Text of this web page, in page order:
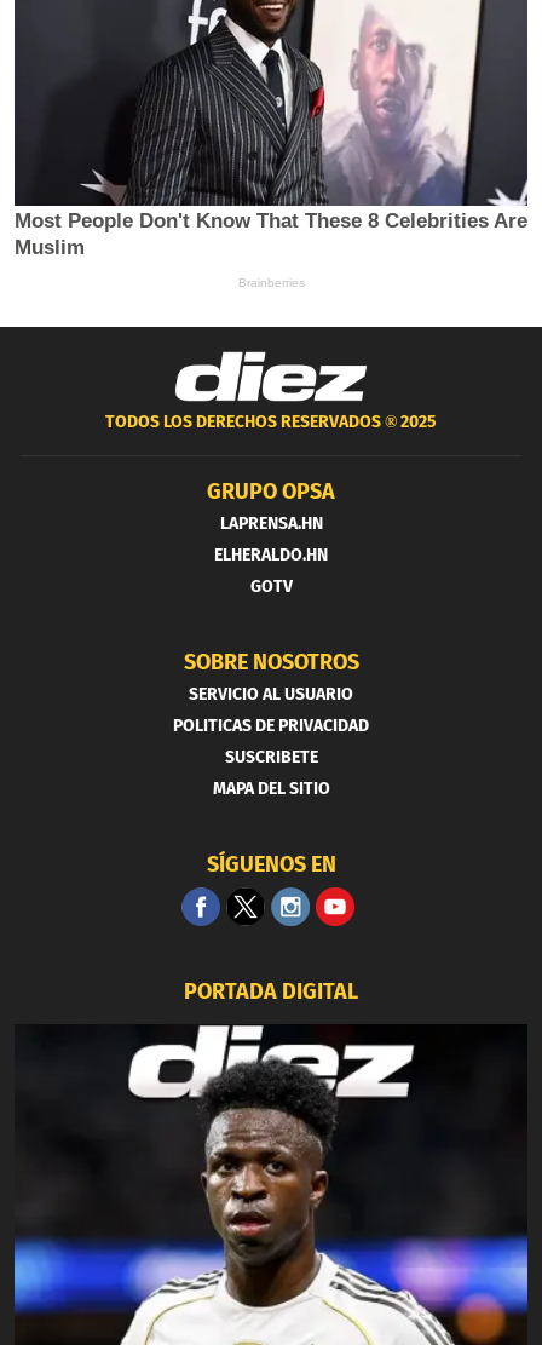
TODOS LOS DERECHOS RESERVADOS ®2025
GRUPO OPSA
LAPRENSA.HN
ELHERALDO.HN
GOTV
SOBRE NOSOTROS
SERVICIO AL USUARIO
POLITICAS DE PRIVACIDAD
SUSCRIBETE
MAPA DEL SITIO
SÍGUENOS EN
PORTADA DIGITAL